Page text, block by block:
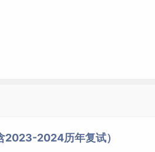
2023-2024历年复试）